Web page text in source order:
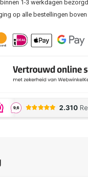
, binnen 1-3 werkdagen bezorgd
op alle bestellingen boven